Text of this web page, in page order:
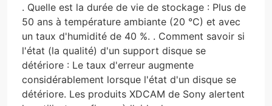
. Quelle est la durée de vie de stockage : Plus de
50 ans à température ambiante (20 °C) et avec
un taux d'humidité de 40 %. . Comment savoir si
l'état (la qualité) d'un support disque se
détériore : Le taux d'erreur augmente
considérablement lorsque l'état d'un disque se
détériore. Les produits XDCAM de Sony alertent